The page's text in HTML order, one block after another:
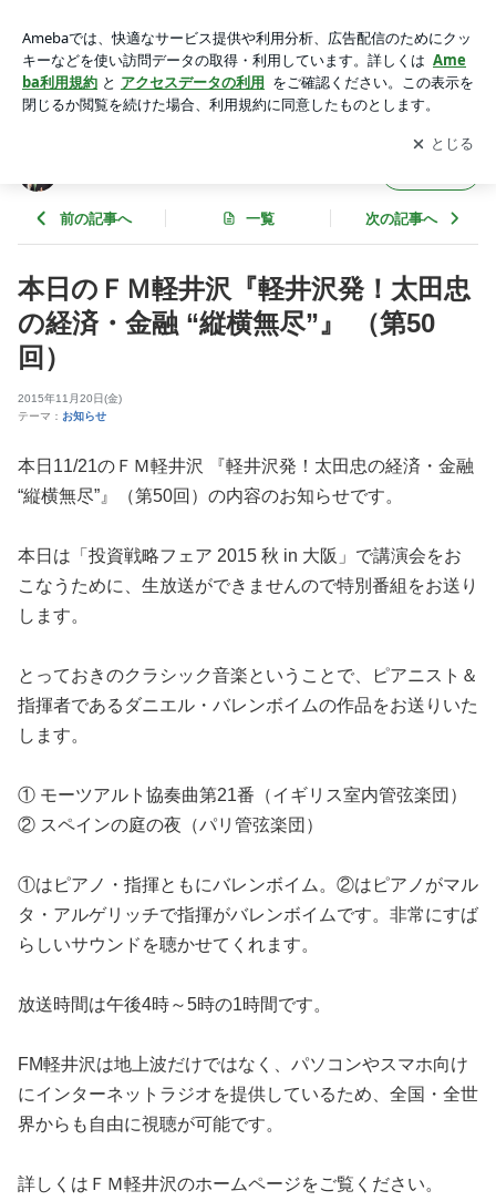
尽”』 （第50回） | 太田忠の縦横無尽
アプリをダウンロードして ブログの更新通知
を受け取りまし
ょう。
開く
前の記事へ 一覧 次の記事へ
本日のＦＭ軽井沢『軽井沢発！太田忠
の経済・金融 “縦横無尽”』 （第50
回）
2015年11月20日(金)
テーマ： お知らせ
本日11/21のＦＭ軽井沢 『軽井沢発！太田忠の経済・金融
“縦横無尽”』（第50回）の内容のお知らせです。
本日は「投資戦略フェア 2015 秋 in 大阪」で講演会をお
こなうために、生放送ができませんので特別番組をお送り
します。
とっておきのクラシック音楽ということで、ピアニスト＆
指揮者であるダニエル・バレンボイムの作品をお送りいた
します。
① モーツアルト協奏曲第21番（イギリス室内管弦楽団）
② スペインの庭の夜（パリ管弦楽団）
①はピアノ・指揮ともにバレンボイム。②はピアノがマル
タ・アルゲリッチで指揮がバレンボイムです。非常にすば
らしいサウンドを聴かせてくれます。
放送時間は午後4時～5時の1時間です。
FM軽井沢は地上波だけではなく、パソコンやスマホ向け
にインターネットラジオを提供しているため、全国・全世
界からも自由に視聴が可能です。
詳しくはＦＭ軽井沢のホームページをご覧ください。